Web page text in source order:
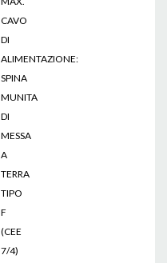
CAVO
DI
ALIMENTAZIONE:
SPINA
MUNITA
DI
MESSA
A
TERRA
TIPO
F
(CEE
7/4)